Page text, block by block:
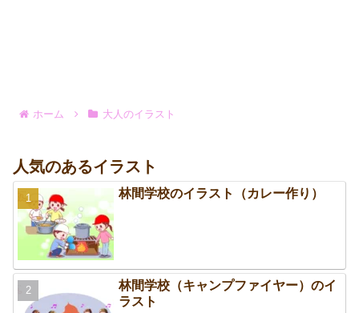
ホーム 大人のイラスト
人気のあるイラスト
林間学校のイラスト（カレー作り）
林間学校（キャンプファイヤー）のイ
ラスト